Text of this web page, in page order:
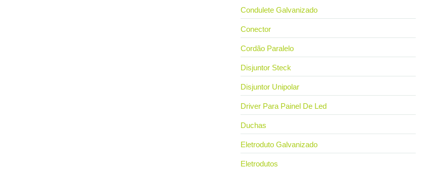
Condulete Galvanizado
Conector
Cordão Paralelo
Disjuntor Steck
Disjuntor Unipolar
Driver Para Painel De Led
Duchas
Eletroduto Galvanizado
Eletrodutos